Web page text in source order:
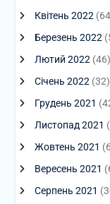
Квітень 2022
Березень 2022
Лютий 2022 (46)
Січень 2022 (32)
Грудень 2021
Листопад 2021
Жовтень 2021
Вересень 2021
Серпень 2021